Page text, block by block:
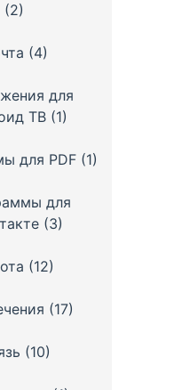
(2)
(4)
для
ТВ(1)
для PDF(1)
для
(3)
(12)
(17)
(10)